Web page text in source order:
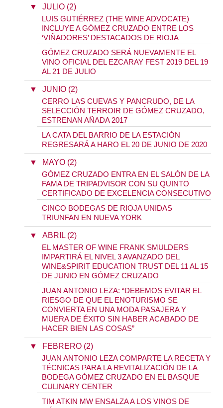
▼ JULIO (2)
LUIS GUTIÉRREZ (THE WINE ADVOCATE)
INCLUYE A GÓMEZ CRUZADO ENTRE LOS
‘VIÑADORES’ DESTACADOS DE RIOJA
GÓMEZ CRUZADO SERÁ NUEVAMENTE EL
VINO OFICIAL DEL EZCARAY FEST 2019 DEL 19
AL 21 DE JULIO
▼ JUNIO (2)
CERRO LAS CUEVAS Y PANCRUDO, DE LA
SELECCIÓN TERROIR DE GÓMEZ CRUZADO,
ESTRENAN AÑADA 2017
LA CATA DEL BARRIO DE LA ESTACIÓN
REGRESARÁ A HARO EL 20 DE JUNIO DE 2020
▼ MAYO (2)
GÓMEZ CRUZADO ENTRA EN EL SALÓN DE LA
FAMA DE TRIPADVISOR CON SU QUINTO
CERTIFICADO DE EXCELENCIA CONSECUTIVO
CINCO BODEGAS DE RIOJA UNIDAS
TRIUNFAN EN NUEVA YORK
▼ ABRIL (2)
EL MASTER OF WINE FRANK SMULDERS
IMPARTIRÁ EL NIVEL 3 AVANZADO DEL
WINE&SPIRIT EDUCATION TRUST DEL 11 AL 15
DE JUNIO EN GÓMEZ CRUZADO
JUAN ANTONIO LEZA: “DEBEMOS EVITAR EL
RIESGO DE QUE EL ENOTURISMO SE
CONVIERTA EN UNA MODA PASAJERA Y
MUERA DE ÉXITO SIN HABER ACABADO DE
HACER BIEN LAS COSAS”
▼ FEBRERO (2)
JUAN ANTONIO LEZA COMPARTE LA RECETA Y
TÉCNICAS PARA LA REVITALIZACIÓN DE LA
BODEGA GÓMEZ CRUZADO EN EL BASQUE
CULINARY CENTER
TIM ATKIN MW ENSALZA A LOS VINOS DE